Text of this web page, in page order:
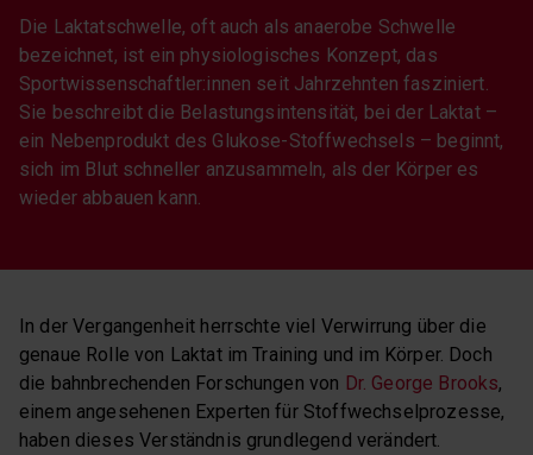
Die Laktatschwelle, oft auch als anaerobe Schwelle
bezeichnet, ist ein physiologisches Konzept, das
Sportwissenschaftler:innen seit Jahrzehnten fasziniert.
Sie beschreibt die Belastungsintensität, bei der Laktat –
ein Nebenprodukt des Glukose-Stoffwechsels – beginnt,
sich im Blut schneller anzusammeln, als der Körper es
wieder abbauen kann.
In der Vergangenheit herrschte viel Verwirrung über die
genaue Rolle von Laktat im Training und im Körper. Doch
die bahnbrechenden Forschungen von Dr. George Brooks,
einem angesehenen Experten für Stoffwechselprozesse,
haben dieses Verständnis grundlegend verändert.